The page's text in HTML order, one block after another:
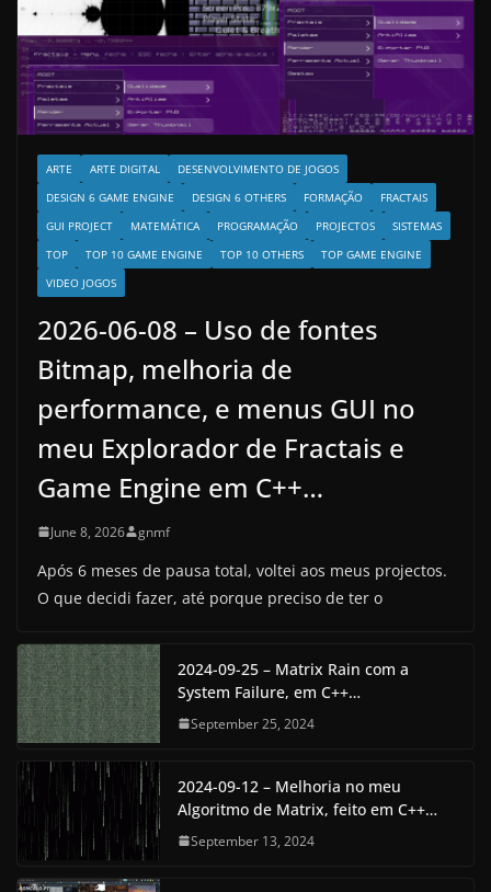
ARTE ARTE DIGITAL
DESENVOLVIMENTO DE JOGOS
DESIGN 6 GAME ENGINE
DESIGN 6 OTHERS FORMAÇÃO
FRACTAIS
GUI PROJECT
MATEMÁTICA PROGRAMAÇÃO PROJECTOS
SISTEMAS
TOP
TOP 10 GAME ENGINE TOP 10 OTHERS
TOP GAME ENGINE
VIDEO JOGOS
2026-06-08 – Uso de fontes
Bitmap, melhoria de
performance, e menus GUI no
meu Explorador de Fractais e
Game Engine em C++…
June 8, 2026 gnmf
Após 6 meses de pausa total, voltei aos meus projectos.
O que decidi fazer, até porque preciso de ter o
2024-09-25 – Matrix Rain com a
System Failure, em C++…
September 25, 2024
2024-09-12 – Melhoria no meu
Algoritmo de Matrix, feito em C++…
September 13, 2024